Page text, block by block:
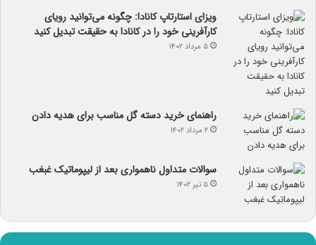
ویزای استارتاپ کانادا: چگونه می‌توانید رویای
کارآفرینی خود را در کانادا به حقیقت تبدیل کنید
۵ مرداد ۱۴۰۲
راهنمای خرید دسته گل مناسب برای هدیه دادن
۲ مرداد ۱۴۰۲
سوالات متداول ناهمواری بعد از لیپوماتیک غبغب
۵ تیر ۱۴۰۲